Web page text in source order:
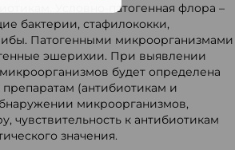
Условно-патогенная флора –
бактерии, стафилококки,
Патогенными микроорганизмами
эшерихии. При выявлении
будет определена
(антибиотикам и
микроорганизмов,
к антибиотикам
значения.